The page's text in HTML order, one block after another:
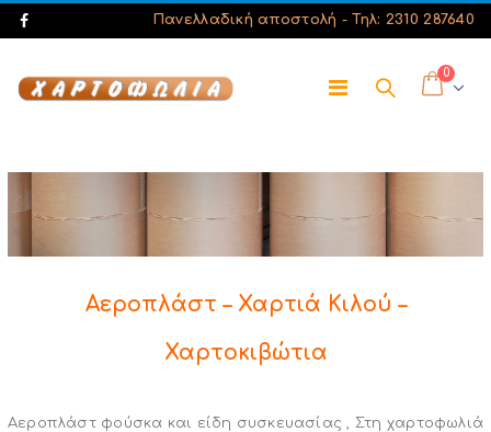
Πανελλαδική αποστολή - Τηλ: 2310 287640
0
Αεροπλάστ – Χαρτιά Κιλού –
Χαρτοκιβώτια
Αεροπλάστ φούσκα και είδη συσκευασίας , Στη χαρτοφωλιά